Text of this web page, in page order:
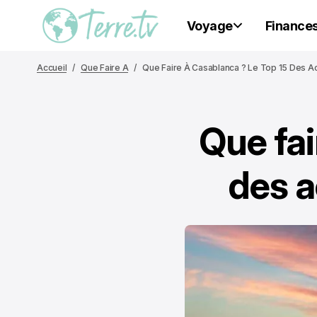
Voyage
Accueil Que Faire A Que Faire À Casablanca ? Le Top 15 Des
Que
des